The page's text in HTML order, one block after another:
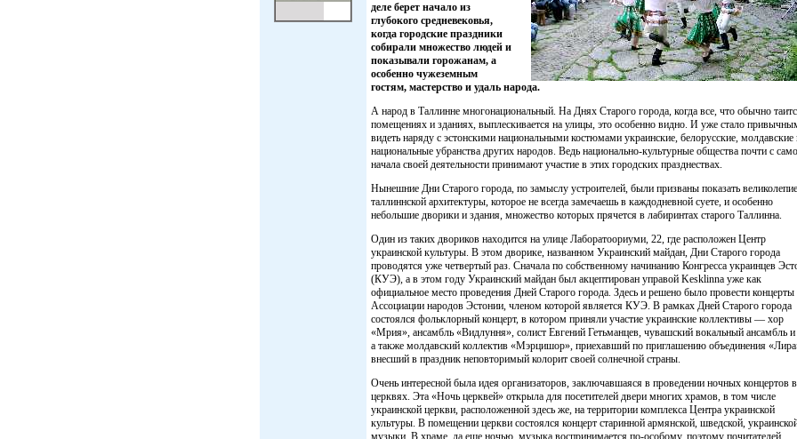
деле берет начало из
глубокого средневековья,
когда городские праздники
собирали множество людей и
показывали горожанам, а
особенно чужеземным
гостям, мастерство и удаль народа.
А народ в Таллинне многонациональный. На Днях Старого города, когда все, что обычно
помещениях и зданиях, выплескивается на улицы, это особенно видно. И уже стало
видеть наряду с эстонскими национальными костюмами украинские, белорусские, молдавские
национальные убранства других народов. Ведь национально-культурные общества почти с
начала своей деятельности принимают участие в этих городских празднествах.
Нынешние Дни Старого города, по замыслу устроителей, были призваны показать великолепие
таллиннской архитектуры, которое не всегда замечаешь в каждодневной суете, и особенно
небольшие дворики и здания, множество которых прячется в лабиринтах старого Таллинна.
Один из таких двориков находится на улице Лаборатоориуми, 22, где расположен Центр
украинской культуры. В этом дворике, названном Украинский майдан, Дни Старого города
проводятся уже четвертый раз. Сначала по собственному начинанию Конгресса украинцев
(КУЭ), а в этом году Украинский майдан был акцептирован управой Kesklinna уже как
официальное место проведения Дней Старого города. Здесь и решено было провести концерты
Ассоциации народов Эстонии, членом которой является КУЭ. В рамках Дней Старого города
состоялся фольклорный концерт, в котором приняли участие украинские коллективы — хор
«Мрия», ансамбль «Видлуння», солист Евгений Гетьманцев, чувашский вокальный ансамбль
а также молдавский коллектив «Мэрцишор», приехавший по приглашению объединения
внесший в праздник неповторимый колорит своей солнечной страны.
Очень интересной была идея организаторов, заключавшаяся в проведении ночных концертов в
церквях. Эта «Ночь церквей» открыла для посетителей двери многих храмов, в том числе
украинской церкви, расположенной здесь же, на территории комплекса Центра украинской
культуры. В помещении церкви состоялся концерт старинной армянской, шведской,
музыки. В храме, да еще ночью, музыка воспринимается по-особому, поэтому почитателей